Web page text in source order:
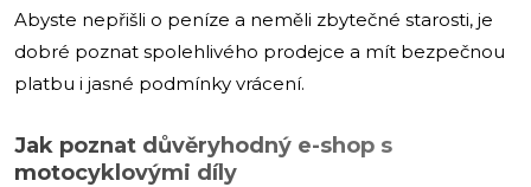
Abyste nepřišli o peníze a neměli zbytečné starosti, je
dobré poznat spolehlivého prodejce a mít bezpečnou
platbu i jasné podmínky vrácení.
Jak poznat důvěryhodný e-shop s
motocyklovými díly